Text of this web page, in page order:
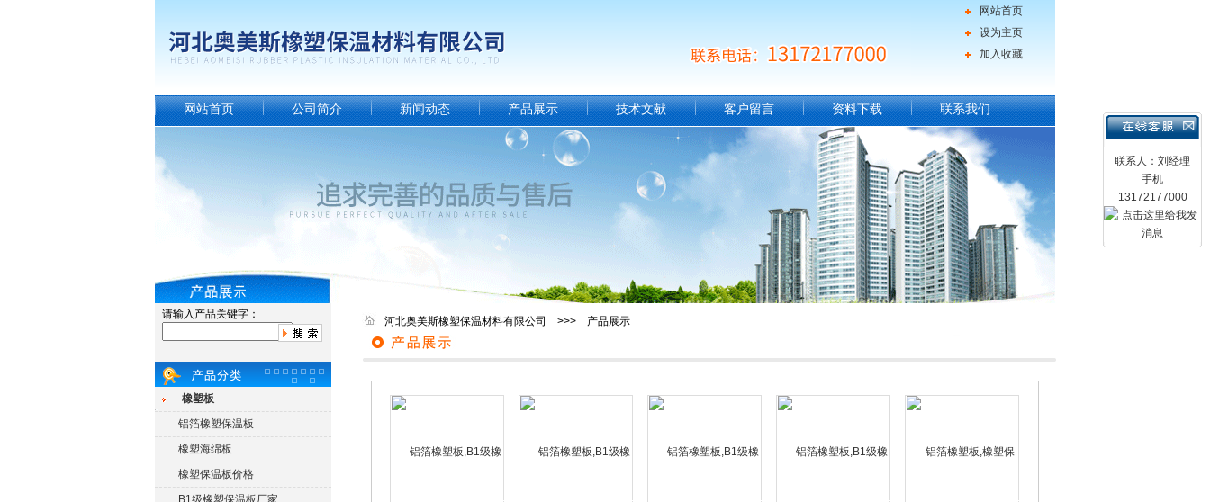
网站首页
设为主页
加入收藏
联系人：刘经理
手机
13172177000
网站首页 公司简介 新闻动态 产品展示 技术文献 客户留言 资料下载 联系我们
请输入产品关键字：
橡塑板
铝箔橡塑保温板
橡塑海绵板
橡塑保温板价格
B1级橡塑保温板厂家
河北奥美斯橡塑保温材料有限公司 >>> 产品展示